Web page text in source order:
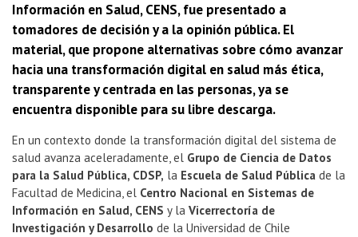
Información en Salud, CENS, fue presentado a
tomadores de decisión y a la opinión pública. El
material, que propone alternativas sobre cómo avanzar
hacia una transformación digital en salud más ética,
transparente y centrada en las personas, ya se
encuentra disponible para su libre descarga.
En un contexto donde la transformación digital del sistema de
salud avanza aceleradamente, el Grupo de Ciencia de Datos
para la Salud Pública, CDSP, la Escuela de Salud Pública de la
Facultad de Medicina, el Centro Nacional en Sistemas de
Información en Salud, CENS y la Vicerrectoría de
Investigación y Desarrollo de la Universidad de Chile